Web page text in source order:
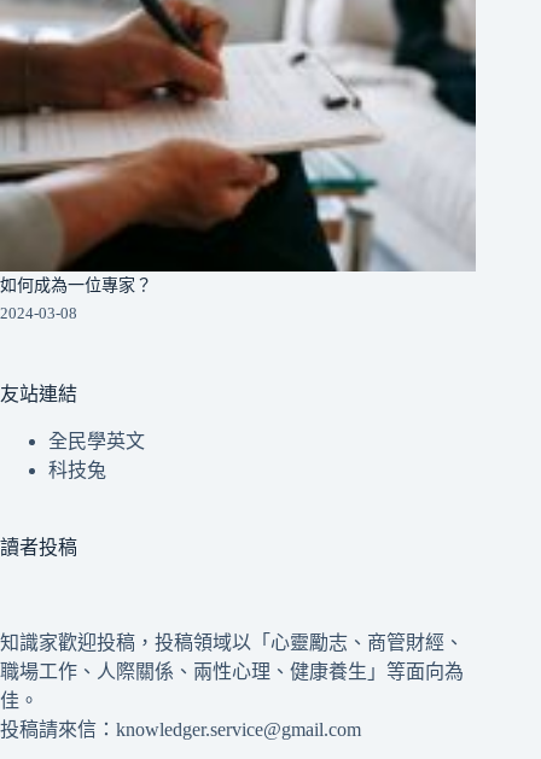
如何成為一位專家？
2024-03-08
友站連結
全民學英文
科技兔
讀者投稿
知識家歡迎投稿，投稿領域以「心靈勵志、商管財經、
職場工作、人際關係、兩性心理、健康養生」等面向為
佳。
投稿請來信：knowledger.service@gmail.com